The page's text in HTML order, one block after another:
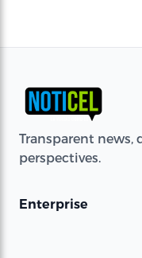
Transparent news,
perspectives.
Enterprise